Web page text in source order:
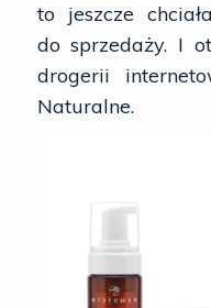
to jeszcze
do sprzedaży. I
drogerii
Naturalne.